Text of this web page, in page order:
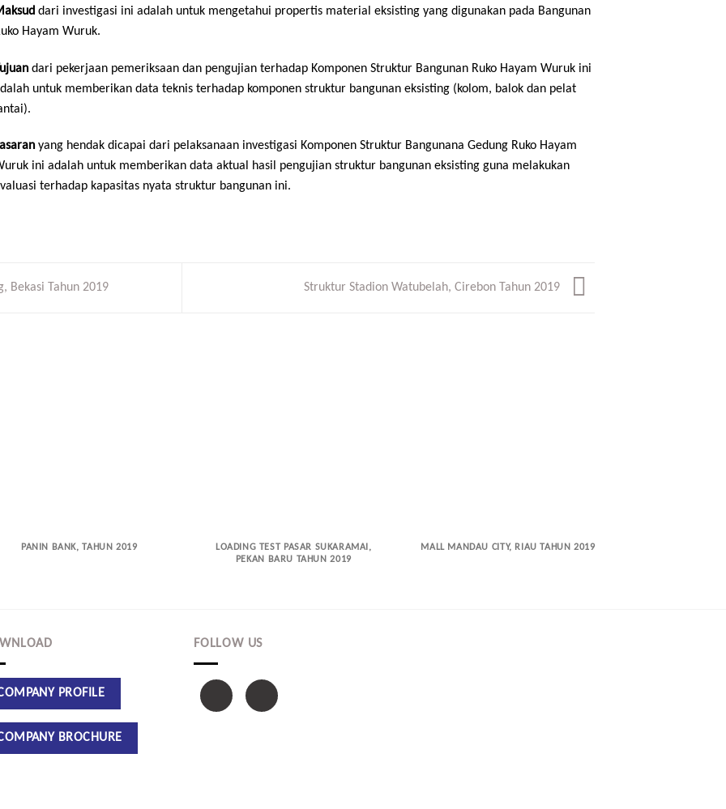
dari investigasi ini adalah untuk mengetahui propertis material eksisting yang digunakan pada Bangunan
Hayam Wuruk.
dari pekerjaan pemeriksaan dan pengujian terhadap Komponen Struktur Bangunan Ruko Hayam Wuruk ini
untuk memberikan data teknis terhadap komponen struktur bangunan eksisting (kolom, balok dan pelat
yang hendak dicapai dari pelaksanaan investigasi Komponen Struktur Bangunana Gedung Ruko Hayam
ini adalah untuk memberikan data aktual hasil pengujian struktur bangunan eksisting guna melakukan
terhadap kapasitas nyata struktur bangunan ini.
Bekasi Tahun 2019 Struktur Stadion Watubelah, Cirebon Tahun 2019
PANIN BANK, TAHUN 2019
LOADING TEST PASAR SUKARAMAI,
PEKAN BARU TAHUN 2019
MALL MANDAU CITY, RIAU TAHUN 2019
FOLLOW US